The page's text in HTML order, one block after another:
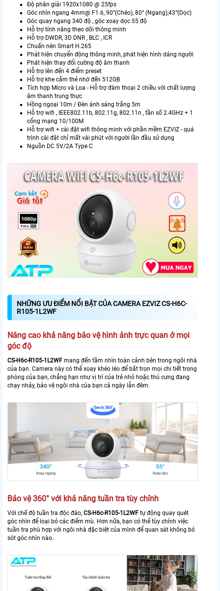
Độ phân giải 1920x1080 @ 25fps
Góc nhìn ngang 4mm@ F1.6, 90°(Chéo), 80° (Ngang),43°(Dọc)
Góc quay ngang 340 độ , góc xoay dọc 55 độ
Hỗ trợ tính năng theo dõi thông minh
Hỗ trợ DWDR, 3D DNR , BLC , ICR
Chuấn nén Smart H.265
Phát hiện chuyển động thông minh, phát hiện hình dáng người
Phát hiện thay đổi cường độ âm thanh
Hỗ trợ lên đến 4 điểm preset
Hỗ trợ khe cắm thẻ nhớ đến 512GB
Tích hợp Micro và Loa - Hỗ trợ đàm thoại 2 chiều với chất lượng
âm thanh trung thực
Hồng ngoại 10m / Đèn ánh sáng trắng 5m
Hỗ trợ wifi , IEEE802.11b, 802.11g, 802.11n , tần số 2.4GHz + 1
cổng mạng 10/100M
Hỗ trợ wifi + cài đặt wifi thông minh với phần mềm EZVIZ - quá
trình cài đặt chỉ mất vài phút với người lần đầu sử dụng
Nguồn DC 5V/2A Type C
NHỮNG ƯU ĐIỂM NỔI BẬT CỦA CAMERA EZVIZ CS-H6C-
R105-1L2WF
Nâng cao khả năng bảo vệ hình ảnh trực quan ở mọi
góc độ
CS-H6c-R105-1L2WF mang đến tầm nhìn toàn cảnh bên trong ngôi nhà
của bạn. Camera này có thể xoay khéo léo để bắt trọn mọi chi tiết trong
phòng của bạn, chẳng hạn như vị trí của trẻ nhỏ hoặc thú cưng đang
chạy nhảy, bảo vệ ngôi nhà của bạn cả ngày lẫn đêm.
Bảo vệ 360° với khả năng tuần tra tùy chỉnh
Với chế độ tuần tra độc đáo, CS-H6c-R105-1L2WF tự động quay quét
góc nhìn để loại bỏ các điểm mù. Hơn nữa, bạn có thể tùy chỉnh việc
tuần tra phù hợp với ngôi nhà đặc biệt của mình để quan sát không bỏ
sót góc nhìn nào.